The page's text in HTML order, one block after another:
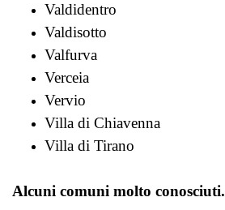
Valdidentro
Valdisotto
Valfurva
Verceia
Vervio
Villa di Chiavenna
Villa di Tirano
Alcuni comuni molto conosciuti.